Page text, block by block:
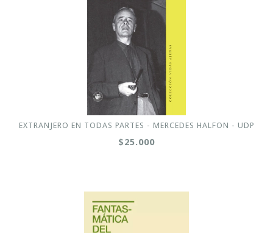
EXTRANJERO EN TODAS PARTES - MERCEDES HALFON - UDP
$25.000